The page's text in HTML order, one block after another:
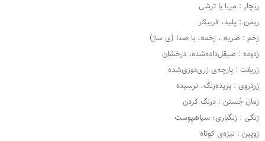
ریچار : مربا یا ترشی
ریمَن : پلید، فریبکار
زخم : ضربه ، زخمه، یا صدا (ی ساز)
زدوده : صیقل‌داده‌شده، درخشان
زربفت : پارچه‌ی زری‌دوزی‌شده
زردروی : پریده‌رنگ، ترسیده
زمان جُستن : درنگ کردن
زنگی : زنگباری؛ سیاهپوست
زوپین : نیزه‌ی کوتاه